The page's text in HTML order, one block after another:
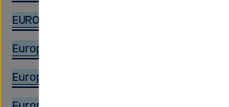
EURO-CORDEX 1989-2018 using TerrSysMP
European Mouse Mutant Archive
European Mouse Mutant Cell Repository